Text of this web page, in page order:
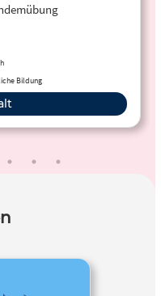
Bildung